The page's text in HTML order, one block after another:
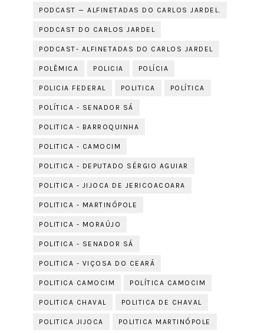
PODCAST — ALFINETADAS DO CARLOS JARDEL.
PODCAST DO CARLOS JARDEL
PODCAST- ALFINETADAS DO CARLOS JARDEL
POLÊMICA POLICIA POLÍCIA
POLICIA FEDERAL POLITICA POLÍTICA
POLÍTICA - SENADOR SÁ
POLITICA - BARROQUINHA
POLITICA - CAMOCIM
POLITICA - DEPUTADO SÉRGIO AGUIAR
POLITICA - JIJOCA DE JERICOACOARA
POLITICA - MARTINÓPOLE
POLITICA - MORAÚJO
POLITICA - SENADOR SÁ
POLITICA - VIÇOSA DO CEARÁ
POLITICA CAMOCIM POLÍTICA CAMOCIM
POLITICA CHAVAL POLITICA DE CHAVAL
POLITICA JIJOCA POLITICA MARTINÓPOLE